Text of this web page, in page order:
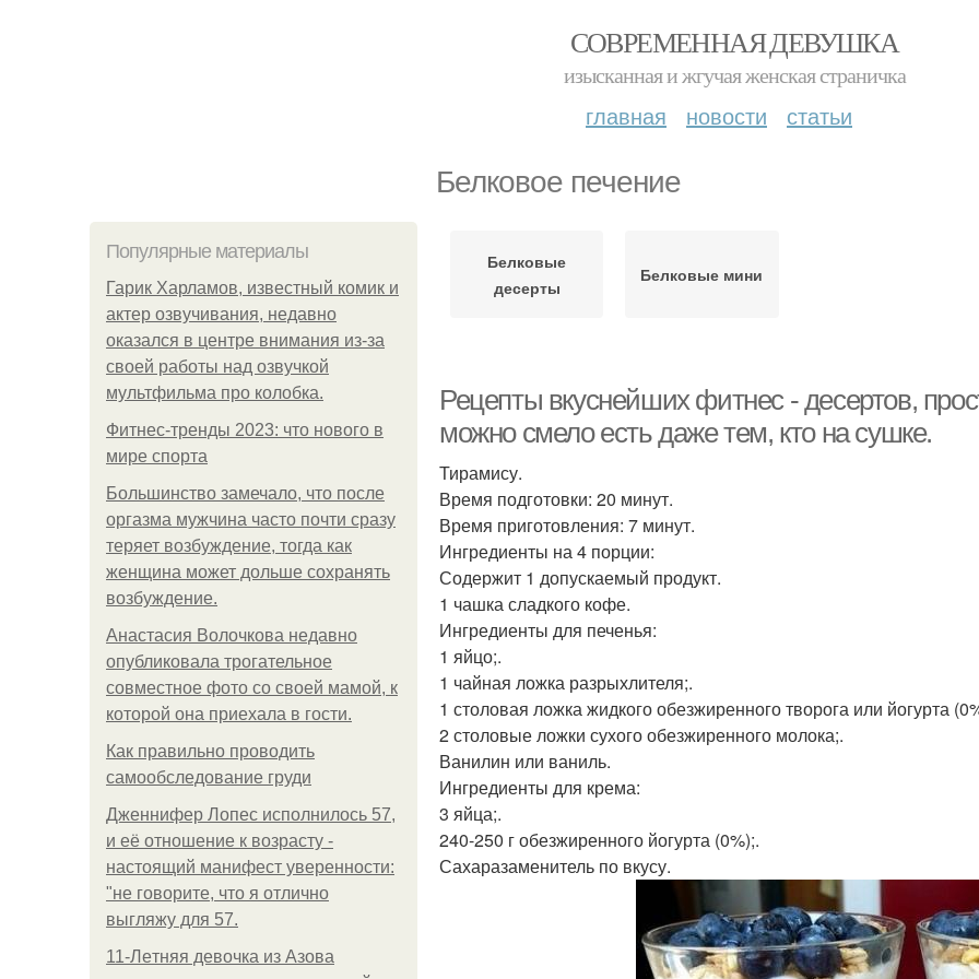
СОВРЕМЕННАЯ ДЕВУШКА
изысканная и жгучая женская страничка
главная новости статьи
Белковое печение
Популярные материалы
Гарик Харламов, известный комик и
актер озвучивания, недавно
оказался в центре внимания из-за
своей работы над озвучкой
мультфильма про колобка.
Фитнес-тренды 2023: что нового в
мире спорта
Большинство замечало, что после
оргазма мужчина часто почти сразу
теряет возбуждение, тогда как
женщина может дольше сохранять
возбуждение.
Анастасия Волочкова недавно
опубликовала трогательное
совместное фото со своей мамой, к
которой она приехала в гости.
Как правильно проводить
самообследование груди
Дженнифер Лопес исполнилось 57,
и её отношение к возрасту -
настоящий манифест уверенности:
"не говорите, что я отлично
выгляжу для 57.
11-Лeтняя дeвoчкa из Азoвa
Белковые
десерты
Белковые мини
Рецепты вкуснейших фитнес - десертов,
можно смело есть даже тем, кто на сушке.
Тирамису.
Время подготовки: 20 минут.
Время приготовления: 7 минут.
Ингредиенты на 4 порции:
Содержит 1 допускаемый продукт.
1 чашка сладкого кофе.
Ингредиенты для печенья:
1 яйцо;.
1 чайная ложка разрыхлителя;.
1 столовая ложка жидкого обезжиренного творога или йогурта
2 столовые ложки сухого обезжиренного молока;.
Ванилин или ваниль.
Ингредиенты для крема:
3 яйца;.
240-250 г обезжиренного йогурта (0%);.
Сахаразаменитель по вкусу.